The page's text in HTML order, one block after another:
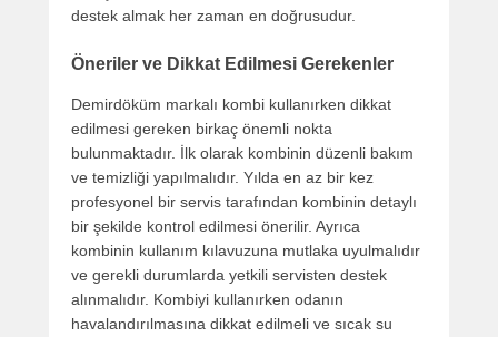
destek almak her zaman en doğrusudur.
Öneriler ve Dikkat Edilmesi Gerekenler
Demirdöküm markalı kombi kullanırken dikkat
edilmesi gereken birkaç önemli nokta
bulunmaktadır. İlk olarak kombinin düzenli bakım
ve temizliği yapılmalıdır. Yılda en az bir kez
profesyonel bir servis tarafından kombinin detaylı
bir şekilde kontrol edilmesi önerilir. Ayrıca
kombinin kullanım kılavuzuna mutlaka uyulmalıdır
ve gerekli durumlarda yetkili servisten destek
alınmalıdır. Kombiyi kullanırken odanın
havalandırılmasına dikkat edilmeli ve sıcak su